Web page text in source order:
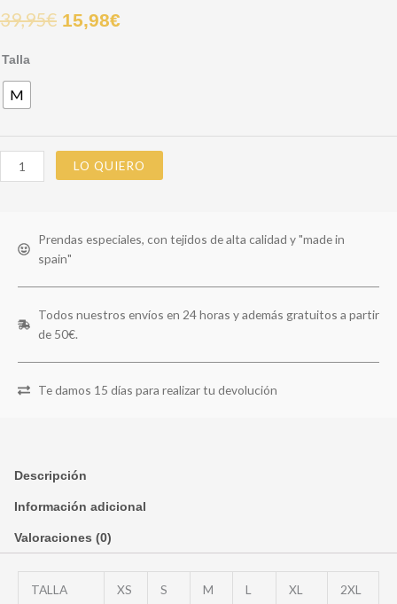
39,95€ 15,98€
Talla
M
LO QUIERO
Prendas especiales, con tejidos de alta calidad y "made in
spain"
Todos nuestros envíos en 24 horas y además gratuitos a partir
de 50€.
Te damos 15 días para realizar tu devolución
Descripción
Información adicional
Valoraciones (0)
TALLA XS S M L XL 2XL